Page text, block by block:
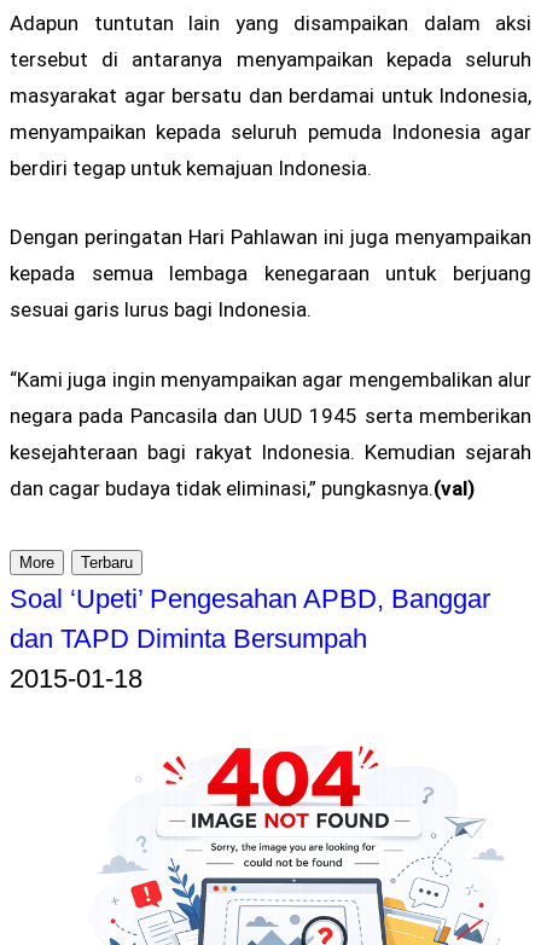
Adapun tuntutan lain yang disampaikan dalam aksi
tersebut di antaranya menyampaikan kepada seluruh
masyarakat agar bersatu dan berdamai untuk Indonesia,
menyampaikan kepada seluruh pemuda Indonesia agar
berdiri tegap untuk kemajuan Indonesia.
Dengan peringatan Hari Pahlawan ini juga menyampaikan
kepada semua lembaga kenegaraan untuk berjuang
sesuai garis lurus bagi Indonesia.
“Kami juga ingin menyampaikan agar mengembalikan alur
negara pada Pancasila dan UUD 1945 serta memberikan
kesejahteraan bagi rakyat Indonesia. Kemudian sejarah
dan cagar budaya tidak eliminasi,” pungkasnya.(val)
More Terbaru
Soal ‘Upeti’ Pengesahan APBD, Banggar
dan TAPD Diminta Bersumpah
2015-01-18